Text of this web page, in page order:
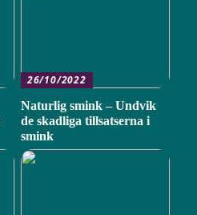
26/10/2022
Naturlig smink – Undvik
de skadliga tillsatserna i
smink